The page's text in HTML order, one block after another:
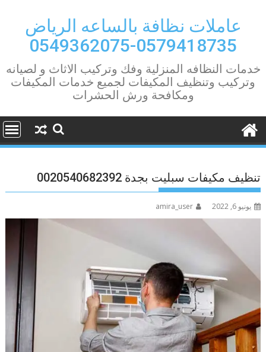
contentعاملات نظافة بالساعه الرياض
0579418735-0549362075
خدمات النظافه المنزلية وفك وتركيب الاثاث و لصيانه
وتركيب وتنظيف المكيفات لجميع خدمات المكيفات
ومكافحة ورش الحشرات
تنظيف مكيفات سبليت بجدة 0020540682392
يونيو 6, 2022 amira_user